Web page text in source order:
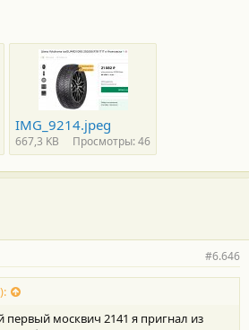
IMG_9214.jpeg
667,3 KB Просмотры: 46
#6.646
первый москвич 2141 я пригнал из